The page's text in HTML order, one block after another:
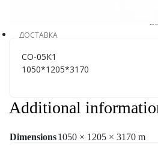
ДОСТАВКА
СО-05К1
1050*1205*3170
Additional
Dimensions1050 × 1205 × 3170 m